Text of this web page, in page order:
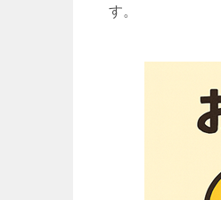
す。